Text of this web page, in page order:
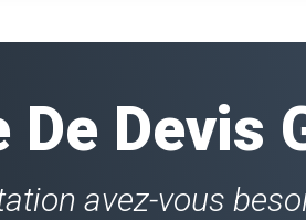
De Devis
avez-vous